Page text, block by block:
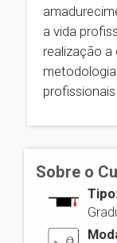
a vida
realização a
Sobre o